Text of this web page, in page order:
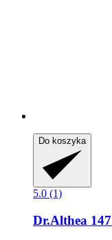
Do koszyka
5.0 (1)
Dr.Althea